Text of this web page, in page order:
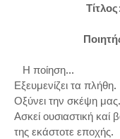
Η ποίηση...
Εξευμενίζει τα πλήθη.
Οξύνει την σκέψη μας.
Ασκεί ουσιαστική καί
της εκάστοτε εποχής.